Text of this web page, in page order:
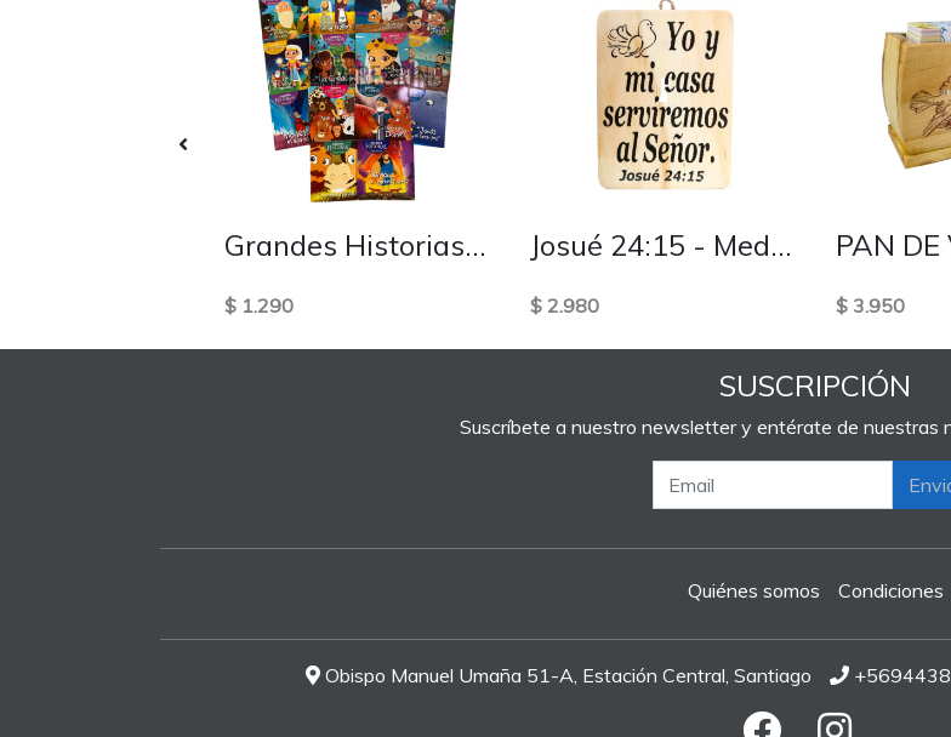
Grandes Historias para pequeños lectores variedad
$ 1.290
Josué 24:15 - Mediano cuadro de madera
$ 2.980
PAN DE
$ 3.950
SUSCRIPCIÓN
Suscríbete a nuestro newsletter y entérate de nuestras
Quiénes somos Condiciones
Obispo Manuel Umaña 51-A, Estación Central, Santiago